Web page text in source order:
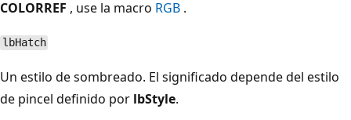
COLORREF , use la macro RGB .
lbHatch
Un estilo de sombreado. El significado depende del estilo
de pincel definido por lbStyle.